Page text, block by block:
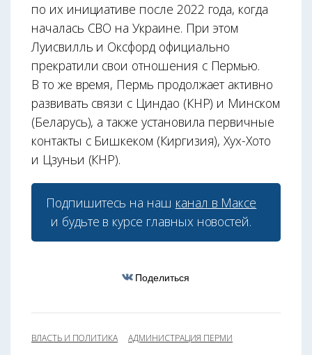
по их инициативе после 2022 года, когда
началась СВО на Украине. При этом
Луисвилль и Оксфорд официально
прекратили свои отношения с Пермью.
В то же время, Пермь продолжает активно
развивать связи с Циндао (КНР) и Минском
(Беларусь), а также установила первичные
контакты с Бишкеком (Киргизия), Хух-Хото
и Цзуньи (КНР).
Подпишитесь на наш канал в Максе
и будьте в курсе главных новостей.
Поделиться
ВЛАСТЬ И ПОЛИТИКА АДМИНИСТРАЦИЯ ПЕРМИ